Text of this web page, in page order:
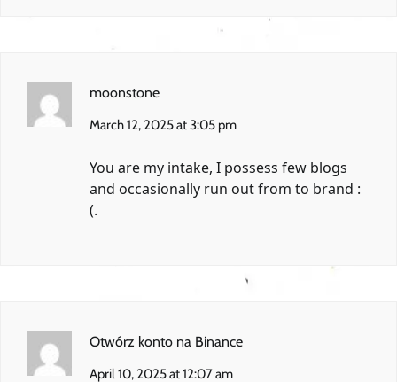
moonstone
March 12, 2025 at 3:05 pm
You are my intake, I possess few blogs
and occasionally run out from to brand :
(.
Otwórz konto na Binance
April 10, 2025 at 12:07 am